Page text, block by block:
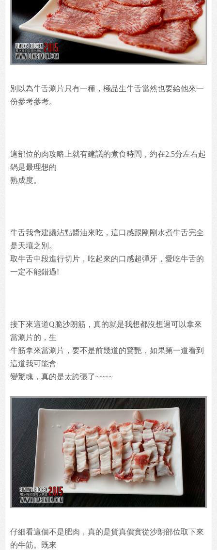
別以為牛舌涮片只有一種，極品生牛舌當然也要給他來一
份參考參考。
這部位的肉攻略上就有建議的煮食時間，約在2.5分左右起
鍋是最理想的
熟成度。
牛舌我會建議沾點醬油來吃，這口感跟剛剛水煮牛舌完全
是天壤之別。
取牛舌中段進行切片，吃起來的口感超彈牙，愛吃牛舌的
一定不能錯過!
接下來這道Q脆沙朗筋，真的就是我想都沒想過可以拿來
當涮片的，生
牛筋拿來當涮片，要不是前幾道的驚艷，如果第一道看到
這道我可能會
變驚魂，真的是太誇張了~~~~
仔細看這個不是肥肉，真的是貨真價實從沙朗部位取下來
的牛筋。既來